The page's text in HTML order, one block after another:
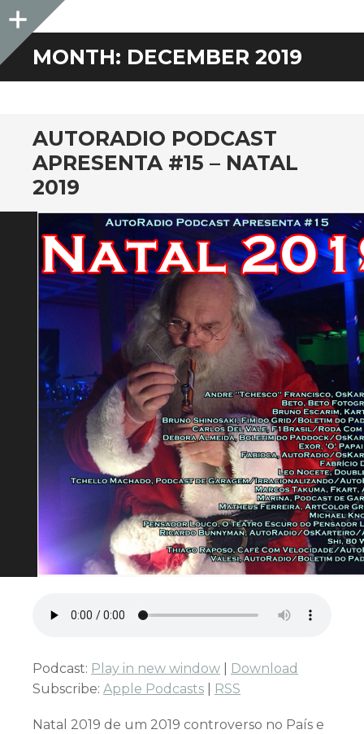
Sidebar
MONTH: DECEMBER 2019
AUTORADIO PODCAST
APRESENTA #15 – NATAL
2019
Podcast: Play in new window
Download
Subscribe: Apple Podcasts RSS
Natal 2019 de um 2019 controverso no País e